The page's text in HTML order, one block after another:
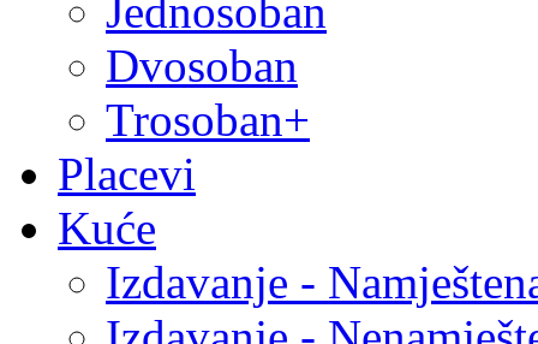
Jednosoban
Dvosoban
Trosoban+
Placevi
Kuće
Izdavanje -